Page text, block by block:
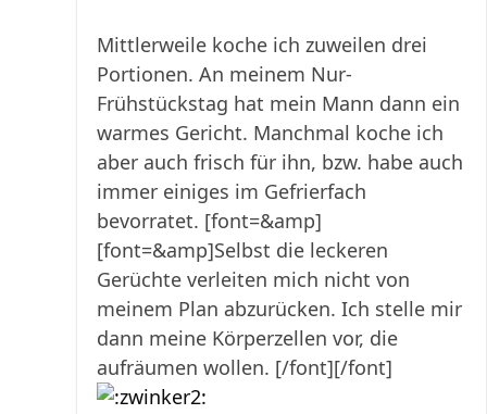
Mittlerweile koche ich zuweilen drei
Portionen. An meinem Nur-
Frühstückstag hat mein Mann dann ein
warmes Gericht. Manchmal koche ich
aber auch frisch für ihn, bzw. habe auch
immer einiges im Gefrierfach
bevorratet. [font=&amp]
[font=&amp]Selbst die leckeren
Gerüchte verleiten mich nicht von
meinem Plan abzurücken. Ich stelle mir
dann meine Körperzellen vor, die
aufräumen wollen. [/font][/font]